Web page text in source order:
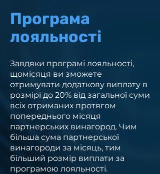
Програма
лояльності
Завдяки програмі лояльності,
щомісяця ви зможете
отримувати додаткову виплату в
розмірі до 20% від загальної суми
всіх отриманих протягом
попереднього місяця
партнерських винагород. Чим
більша сума партнерської
винагороди за місяць, тим
більший розмір виплати за
програмою лояльності.